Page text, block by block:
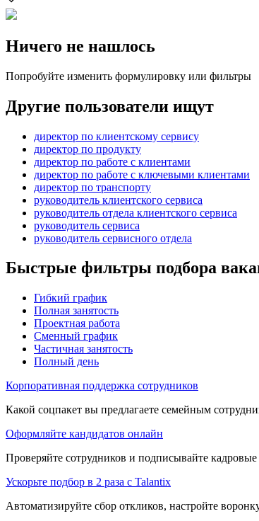
Ничего не нашлось
Попробуйте изменить формулировку или фильтры
Другие пользователи ищут
директор по клиентскому сервису
директор по продукту
директор по работе с клиентами
директор по работе с ключевыми клиентами
директор по транспорту
руководитель клиентского сервиса
руководитель отдела клиентского сервиса
руководитель сервиса
руководитель сервисного отдела
Быстрые фильтры подбора
Гибкий график
Полная занятость
Проектная работа
Сменный график
Частичная занятость
Полный день
Корпоративная поддержка сотрудников
Какой соцпакет вы предлагаете семейным
Оформляйте кандидатов онлайн
Проверяйте сотрудников и подписывайте
Ускорьте подбор в 2 раза с Talantix
Автоматизируйте сбор откликов, настройте